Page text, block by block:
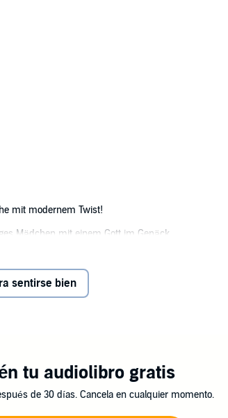
mit modernem Twist!
Mädchen mit einem Gott im Gepäck.
das ohne ihn sterben würde. Gemeinsam
hat dasselbe Ziel, aber auch ein großes
ungleiche Gruppe ihre Reise an...
sentirse bien
tu audiolibro gratis
de 30 días. Cancela en cualquier momento.